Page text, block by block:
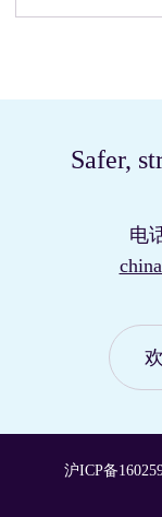
我们的站
全球
Safer,
电
沪ICP备